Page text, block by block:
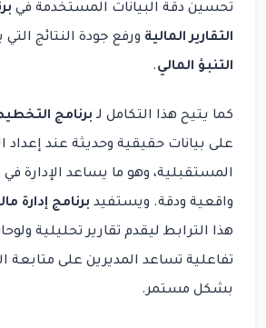
تحسين دقة البيانات المستخدمة في
التقارير المالية ورفع جودة النتائج التي
التنبؤ المالي.
كما يتيح هذا التكامل لـ برنامج
على بيانات حقيقية وحديثة عند إعداد
المستقبلية، وهو ما يساعد الإدارة
واقعية ودقة. ويستفيد برنامج إدارة
هذا الترابط ليقدم تقارير تحليلية
تفاعلية تساعد المديرين على متابعة
بشكل مستمر.